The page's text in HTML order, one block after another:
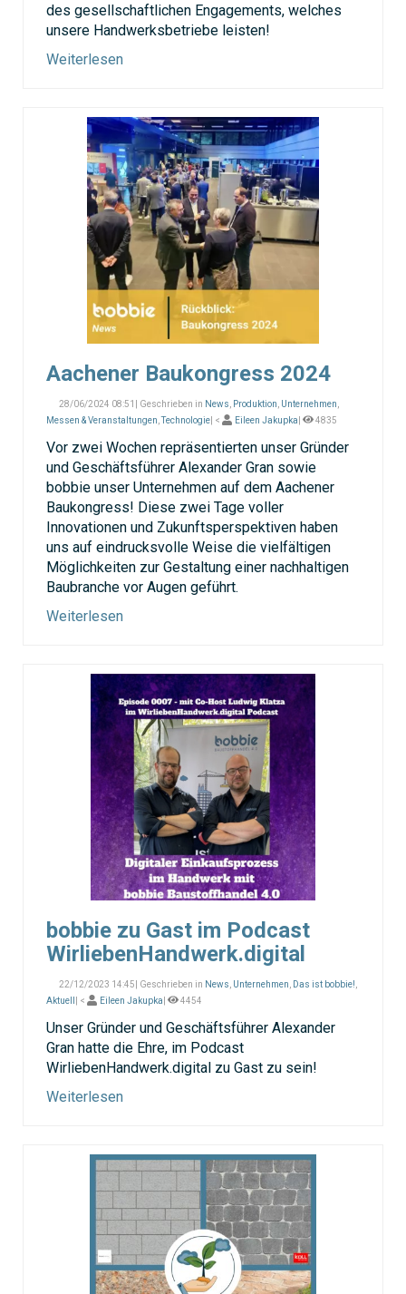
des gesellschaftlichen Engagements, welches
unsere Handwerksbetriebe leisten!
Weiterlesen
Aachener Baukongress 2024
28/06/2024 08:51| Geschrieben in News Produktion Unternehmen
Messen & Veranstaltungen ,Technologie | < Eileen Jakupka 4835
Vor zwei Wochen repräsentierten unser Gründer
und Geschäftsführer Alexander Gran sowie
bobbie unser Unternehmen auf dem Aachener
Baukongress! Diese zwei Tage voller
Innovationen und Zukunftsperspektiven haben
uns auf eindrucksvolle Weise die vielfältigen
Möglichkeiten zur Gestaltung einer nachhaltigen
Baubranche vor Augen geführt.
Weiterlesen
bobbie zu Gast im Podcast
WirliebenHandwerk.digital
22/12/2023 14:45| Geschrieben in News Unternehmen Das ist bobbie!
Aktuell
| < Eileen Jakupka 4454
Unser Gründer und Geschäftsführer Alexander
Gran hatte die Ehre, im Podcast
WirliebenHandwerk.digital zu Gast zu sein!
Weiterlesen